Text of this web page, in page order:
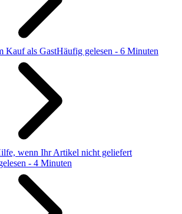
Kauf als GastHäufig gelesen - 6 Minuten
wenn Ihr Artikel nicht geliefert
- 4 Minuten